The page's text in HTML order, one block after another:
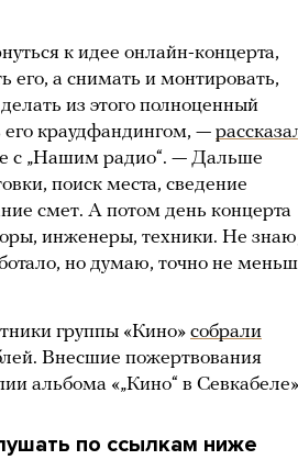
к идее онлайн-концерта,
его, а снимать и монтировать,
из этого полноценный
краудфандингом, —
с „Нашим радио“. — Дальше
поиск места, сведение
смет. А потом день концерта
инженеры, техники. Не
но думаю, точно не
группы «Кино» собрали
Внесшие пожертвования
альбома «„Кино“ в
по ссылкам ниже